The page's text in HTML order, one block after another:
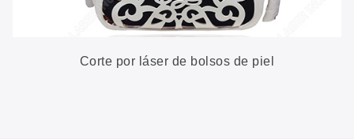
Corte por láser de bolsos de piel